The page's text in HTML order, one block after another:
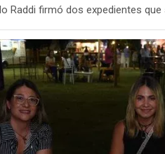
Raddi firmó dos expedientes